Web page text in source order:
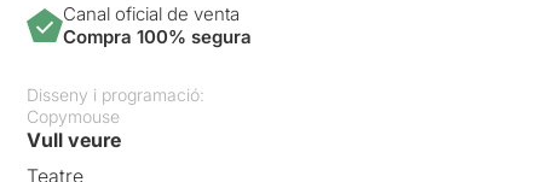
Canal oficial de venta
Compra 100% segura
Disseny i programació:
Copymouse
Vull veure
Teatre